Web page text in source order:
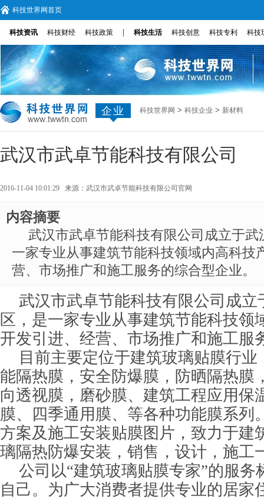
科技世界网首页
科技资讯 科技财经 科技政策 科技生活 科技创意 科技专利 科技
企业 科技世界网 > 科技企业 > 新材料
武汉市武卓节能科技有限公司
2016-11-04 10:01:29 来源： 武汉市武卓节能科技有限公司官网
内容摘要
武汉市武卓节能科技有限公司成立于
一家专业从事建筑节能科技领域内高科技
营、市场推广和施工服务的综合型企业。
武汉市武卓节能科技有限公司成立
区，是一家专业从事建筑节能科技领
开发引进、经营、市场推广和施工服
目前主要定位于建筑玻璃贴膜行
能隔热膜，安全防爆膜，防晒隔热膜
向透视膜，磨砂膜、建筑工程应用保
膜、四季通用膜、等各种功能膜系列
方案及施工安装贴膜图片，致力于建
璃隔热防爆安装，销售，设计，施工
公司以“建筑玻璃贴膜专家”的服务
自己。为广大消费者提供专业的居家